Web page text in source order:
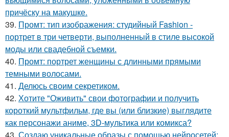
причёску на макушке.
39. Промт: тип изображения: студийный Fashion -
портрет в три четверти, выполненный в стиле высокой
моды или свадебной съемки.
40. Промт: портрет женщины с длинными прямыми
темными волосами.
41. Делюсь своим секретиком.
42. Хотите "Оживить" свои фотографии и получить
короткий мультфильм, где вы (или близкие) выглядите
как персонажи аниме, 3D-мультика или комикса?